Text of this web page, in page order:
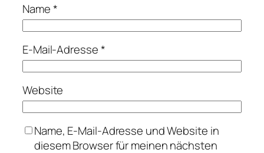
Name*
E-Mail-Adresse*
Website
Name, E-Mail-Adresse und Website in
diesem Browser für meinen nächsten